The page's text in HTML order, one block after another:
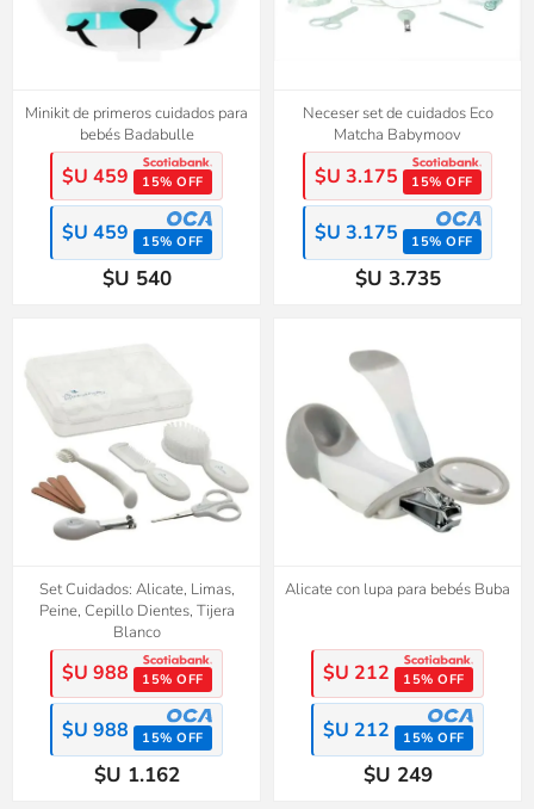
Minikit de primeros cuidados para
bebés Badabulle
$U 459 15% OFF
$U 459 15% OFF
$U 540
Neceser set de cuidados Eco
Matcha Babymoov
$U 3.175 15% OFF
$U 3.175 15% OFF
$U 3.735
Set Cuidados: Alicate, Limas,
Peine, Cepillo Dientes, Tijera
Blanco
$U 988 15% OFF
$U 988 15% OFF
$U 1.162
Alicate con lupa para bebés Buba
$U 212 15% OFF
$U 212 15% OFF
$U 249